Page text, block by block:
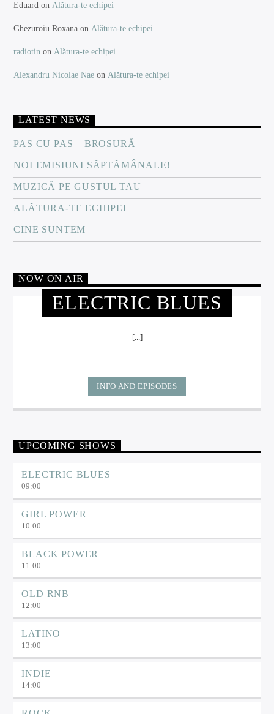
Eduard onAlătura-te echipei
Ghezuroiu Roxana onAlătura-te echipei
radiotin onAlătura-te echipei
Alexandru Nicolae Nae onAlătura-te echipei
LATEST NEWS
PAS CU PAS – BROSURĂ
NOI EMISIUNI SĂPTĂMÂNALE!
MUZICĂ PE GUSTUL TAU
ALĂTURA-TE ECHIPEI
CINE SUNTEM
NOW ON AIR
ELECTRIC BLUES
[...]
INFO AND EPISODES
UPCOMING SHOWS
ELECTRIC BLUES
09:00
GIRL POWER
10:00
BLACK POWER
11:00
OLD RNB
12:00
LATINO
13:00
INDIE
14:00